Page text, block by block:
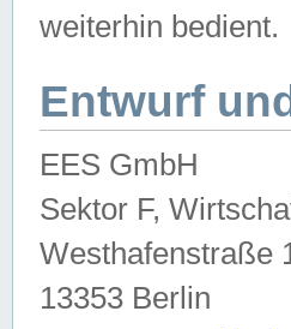
weiterhin bedient.
Entwurf
EES GmbH
Sektor F,
Westhafenstraße
13353 Berlin